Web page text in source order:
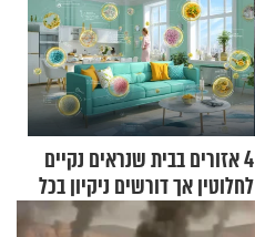
4 אזורים בבית שנראים נקיים
לחלוטין אך דורשים ניקיון בכל
סוף שבוע